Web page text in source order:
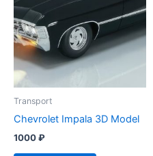
Transport
Chevrolet Impala 3D Model
1000₽